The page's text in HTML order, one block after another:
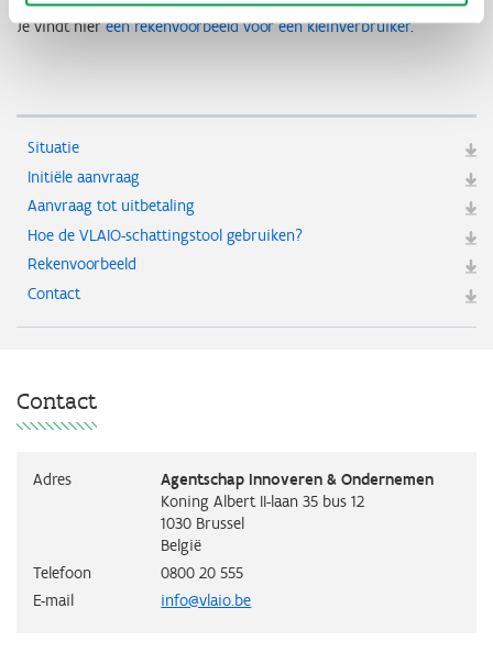
Je vindt hiereen rekenvoorbeeld voor een kleinverbruiker.
Situatie
Initiële aanvraag
Aanvraag tot uitbetaling
Hoe de VLAIO-schattingstool gebruiken?
Rekenvoorbeeld
Contact
Contact
Adres
Agentschap Innoveren & Ondernemen
Koning Albert II-laan 35 bus 12
1030 Brussel
België
Telefoon
0800 20 555
E-mail
info@vlaio.be